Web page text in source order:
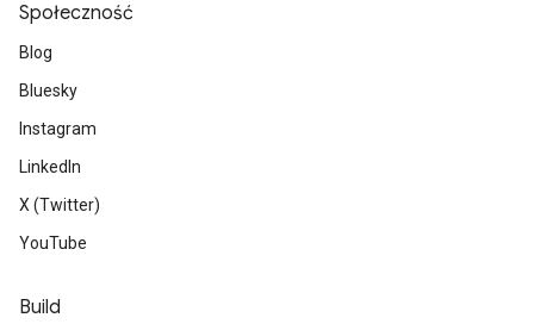
Społeczność
Blog
Bluesky
Instagram
LinkedIn
X (Twitter)
YouTube
Build